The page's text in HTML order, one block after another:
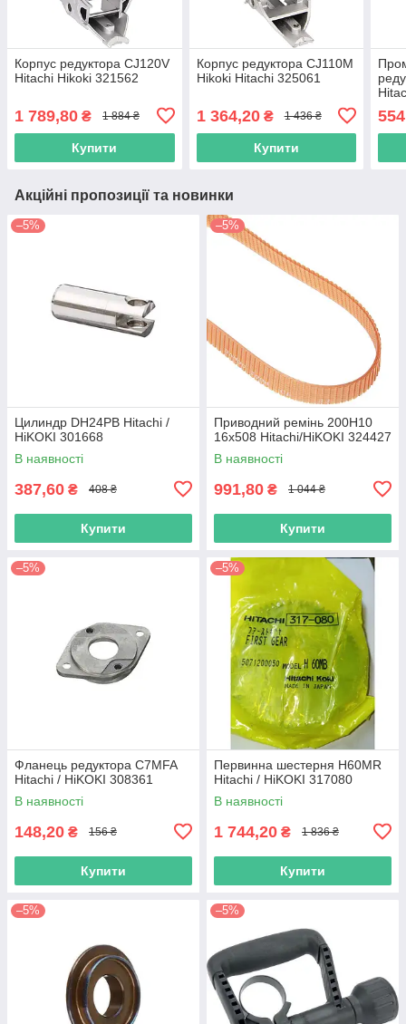
Корпус редуктора CJ120V
Hitachi Hikoki 321562
1 789,80 ₴ 1 884 ₴
Купити
Корпус редуктора CJ110M
Hikoki Hitachi 325061
1 364,20₴ 1 436 ₴
Купити
Акційні пропозиції та новинки
–5%
Цилиндр DH24PB Hitachi /
HiKOKI 301668
В наявності
387,60 ₴ 408 ₴
Купити
–5%
Приводний ремінь 200Н10
16х508 Hitachi/HiKOKI 324427
В наявності
991,80 ₴ 1 044 ₴
Купити
–5%
Фланець редуктора C7MFA
Hitachi / HiKOKI 308361
В наявності
148,20 ₴ 156 ₴
Купити
–5%
Первинна шестерня H60MR
Hitachi / HiKOKI 317080
В наявності
1 744,20 ₴ 1 836 ₴
Купити
–5% –5%